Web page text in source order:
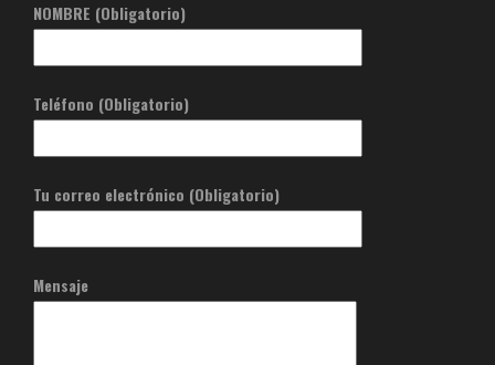
NOMBRE (Obligatorio)
Teléfono (Obligatorio)
Tu correo electrónico (Obligatorio)
Mensaje